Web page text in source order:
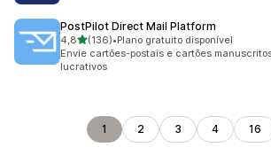
PostPilot Direct Mail Platform
4,8de 5 estrelas
(136)
136 avaliações ao todo
•Plano gratuito disponível
Envie cartões-postais e cartões
lucrativos
1 2 3 4 16